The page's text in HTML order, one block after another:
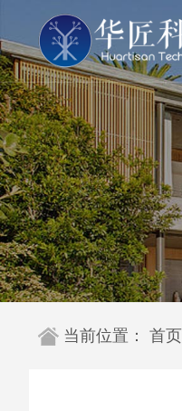
当前位置： 首页